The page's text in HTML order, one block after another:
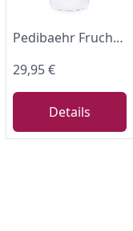
Pedibaehr Frucht-Fußcreme mit Mangobutter und Pfirsichkernöl, Fußpflege für alle Hauttypen, 500 ml, mit Spender
29,95 €
Details